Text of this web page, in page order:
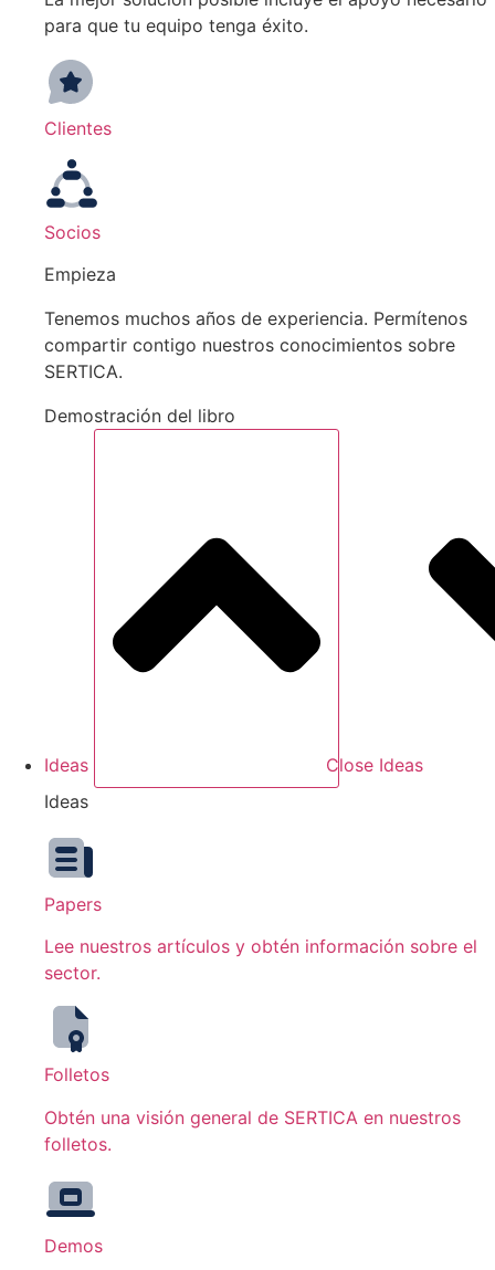
para que tu equipo tenga éxito.
Clientes
Socios
Empieza
Tenemos muchos años de experiencia. Permítenos
compartir contigo nuestros conocimientos sobre
SERTICA.
Demostración del libro
Ideas
Close Ideas
Ideas
Papers
Lee nuestros artículos y obtén información sobre el
sector.
Folletos
Obtén una visión general de SERTICA en nuestros
folletos.
Demos